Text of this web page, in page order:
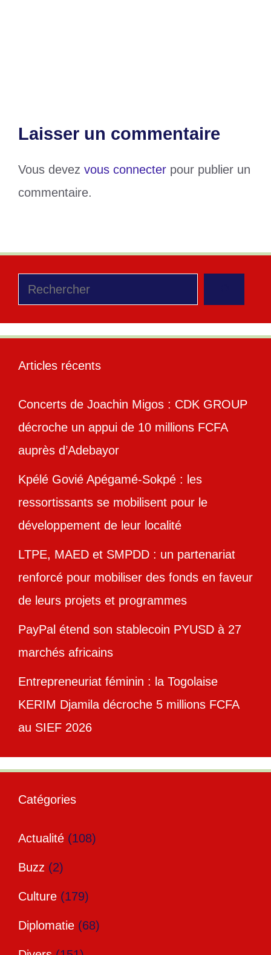
Laisser un commentaire
Vous devez vous connecter pour publier un
commentaire.
Rechercher
Articles récents
Concerts de Joachin Migos : CDK GROUP
décroche un appui de 10 millions FCFA
auprès d’Adebayor
Kpélé Govié Apégamé-Sokpé : les
ressortissants se mobilisent pour le
développement de leur localité
LTPE, MAED et SMPDD : un partenariat
renforcé pour mobiliser des fonds en faveur
de leurs projets et programmes
PayPal étend son stablecoin PYUSD à 27
marchés africains
Entrepreneuriat féminin : la Togolaise
KERIM Djamila décroche 5 millions FCFA
au SIEF 2026
Catégories
Actualité (108)
Buzz (2)
Culture (179)
Diplomatie (68)